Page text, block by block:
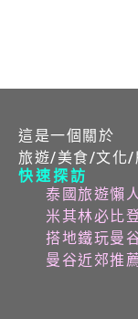
這是一個關於
旅遊/美食/文化/
快速探訪
泰國旅遊懶
米其林必比
搭地鐵玩曼
曼谷近郊推